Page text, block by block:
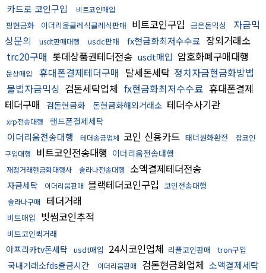
카드로 코인구입 비트코인매입
핑현금화 이더리움클레식클레식판매 비트코인구입 금은돈믹싱
자금믹
싱문의
usdt판매대행 usdc판매 fx현금화최저수수료 장외거래소
trc20구매 롯데상품권테더전송 usdt매입 암호화폐구매대행
문상매입 휴대폰결제테더구매 탈세돈세탁 정치자금현금화방법
불법자금믹싱 검돈세탁업체 fx현금화최저수수료 휴대폰결제
테더구매
검돈현금화 돈현금화해외거래소 테더수사기관
xrp전송대행 핸드폰결제세탁
이더리움전송대행 테더송금업체 코인 신용카드 태더원화환전
잡코인
구입대행
비트코인전송대행 이더리움전송대행
재정거래현금화대행사 솔라나전송대행 소액결제테더전송
자금세탁 이더리움판매 블랙테더코인구입 코인전송대행
솔라나구매 테더거래
비트매입 빗썸코인추적
비트코인퀵거래
아프리카tv돈세탁 usdt매입 24시코인업체 리플코인판매 tron구입
국내거래소fds출금시간 이더리움판매 검돈현금화업체 소액결제세탁